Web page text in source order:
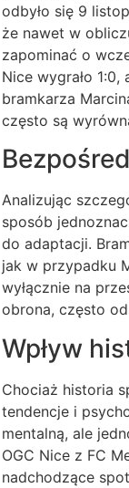
odbyło się 9
że nawet w
zapominać o
Nice wygrało
bramkarza
często są
Analizując
sposób
do adaptacji.
jak w przypadku
wyłącznie na
obrona, często
Wpływ
Chociaż historia
tendencje i
mentalną, ale
OGC Nice z FC
nadchodzące